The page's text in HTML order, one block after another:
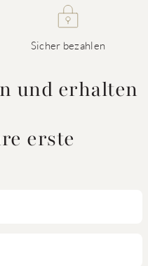
Sicher bezahlen
und erhalten
erste